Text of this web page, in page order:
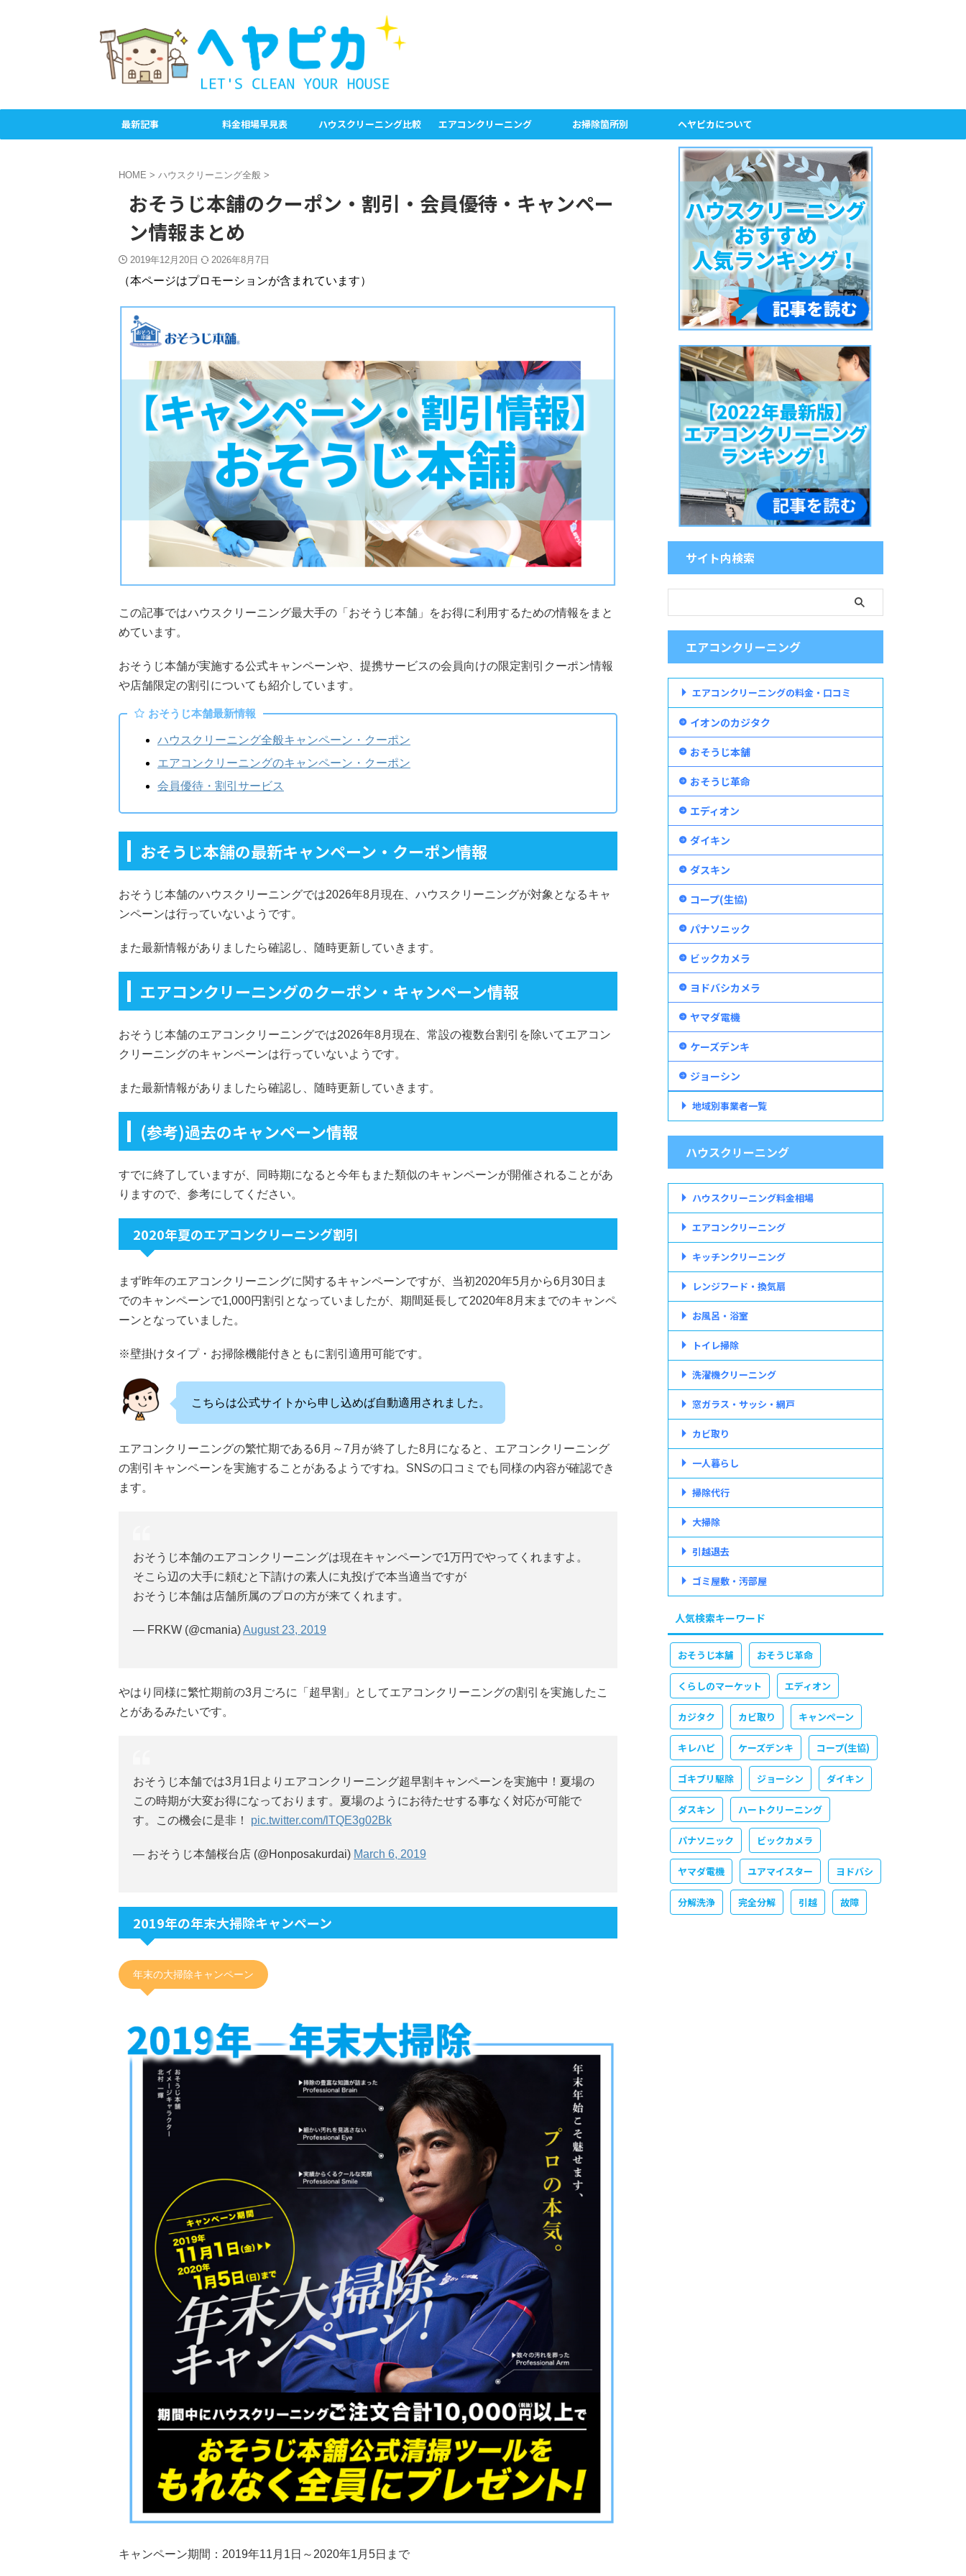
最新記事 料金相場早見表 ハウスクリーニング比較 エアコンクリーニング お掃除箇所別 ヘヤピカについて
HOME > ハウスクリーニング全般 >
おそうじ本舗のクーポン・割引・会員優待・キャンペー
ン情報まとめ
2019年12月20日 2026年8月7日
（本ページはプロモーションが含まれています）
この記事ではハウスクリーニング最大手の「おそうじ本舗」をお得に利用するための情報をまと
めています。
おそうじ本舗が実施する公式キャンペーンや、提携サービスの会員向けの限定割引クーポン情報
や店舗限定の割引についても紹介しています。
おそうじ本舗最新情報
ハウスクリーニング全般キャンペーン・クーポン
エアコンクリーニングのキャンペーン・クーポン
会員優待・割引サービス
おそうじ本舗の最新キャンペーン・クーポン情報
おそうじ本舗のハウスクリーニングでは2026年8月現在、ハウスクリーニングが対象となるキャ
ンペーンは行っていないようです。
また最新情報がありましたら確認し、随時更新していきます。
エアコンクリーニングのクーポン・キャンペーン情報
おそうじ本舗のエアコンクリーニングでは2026年8月現在、常設の複数台割引を除いてエアコン
クリーニングのキャンペーンは行っていないようです。
また最新情報がありましたら確認し、随時更新していきます。
(参考)過去のキャンペーン情報
すでに終了していますが、同時期になると今年もまた類似のキャンペーンが開催されることがあ
りますので、参考にしてください。
2020年夏のエアコンクリーニング割引
まず昨年のエアコンクリーニングに関するキャンペーンですが、当初2020年5月から6月30日ま
でのキャンペーンで1,000円割引となっていましたが、期間延長して2020年8月末までのキャンペ
ーンとなっていました。
※壁掛けタイプ・お掃除機能付きともに割引適用可能です。
こちらは公式サイトから申し込めば自動適用されました。
エアコンクリーニングの繁忙期である6月～7月が終了した8月になると、エアコンクリーニング
の割引キャンペーンを実施することがあるようですね。SNSの口コミでも同様の内容が確認でき
ます。
おそうじ本舗のエアコンクリーニングは現在キャンペーンで1万円でやってくれますよ。
そこら辺の大手に頼むと下請けの素人に丸投げで本当適当ですが
おそうじ本舗は店舗所属のプロの方が来てくれます。
— FRKW (@cmania)August 23, 2019
やはり同様に繁忙期前の3月ごろに「超早割」としてエアコンクリーニングの割引を実施したこ
とがあるみたいです。
おそうじ本舗では3月1日よりエアコンクリーニング超早割キャンペーンを実施中！夏場の
この時期が大変お得になっております。夏場のようにお待たせする事なく対応が可能で
す。この機会に是非！ pic.twitter.com/lTQE3g02Bk
— おそうじ本舗桜台店 (@Honposakurdai) March 6, 2019
2019年の年末大掃除キャンペーン
年末の大掃除キャンペーン
キャンペーン期間：2019年11月1日～2020年1月5日まで
サイト内検索
エアコンクリーニング
エアコンクリーニングの料金・口コミ
イオンのカジタク
おそうじ本舗
おそうじ革命
エディオン
ダイキン
ダスキン
コープ(生協)
パナソニック
ビックカメラ
ヨドバシカメラ
ヤマダ電機
ケーズデンキ
ジョーシン
地域別事業者一覧
ハウスクリーニング
ハウスクリーニング料金相場
エアコンクリーニング
キッチンクリーニング
レンジフード・換気扇
お風呂・浴室
トイレ掃除
洗濯機クリーニング
窓ガラス・サッシ・網戸
カビ取り
一人暮らし
掃除代行
大掃除
引越退去
ゴミ屋敷・汚部屋
人気検索キーワード
おそうじ本舗 おそうじ革命
くらしのマーケット エディオン
カジタク カビ取り キャンペーン
キレハピ ケーズデンキ コープ(生協)
ゴキブリ駆除 ジョーシン ダイキン
ダスキン ハートクリーニング
パナソニック ビックカメラ
ヤマダ電機 ユアマイスター ヨドバシ
分解洗浄 完全分解 引越 故障